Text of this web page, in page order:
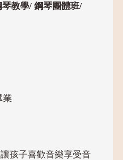
教學/ 鋼琴團體班/
業
孩子喜歡音樂享受音